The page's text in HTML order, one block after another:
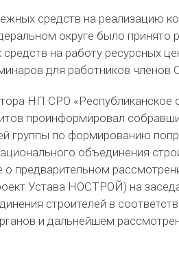
средств на реализацию
округе было принято
на работу ресурсных
для работников членов
НП СРО «Республиканское
проинформировал
группы по формированию
объединения
предварительном
Устава НОСТРОЙ) на
строителей в
и дальнейшем